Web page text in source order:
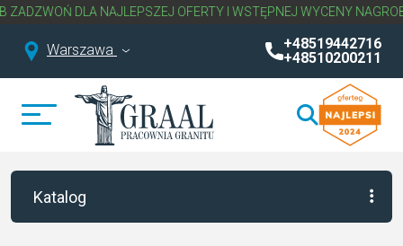
NAJLEPSZEJ OFERTY I WSTĘPNEJ WYCENY NAGROBKA. NAPISZ
Warszawa
+48519442716
+48510200211
Katalog